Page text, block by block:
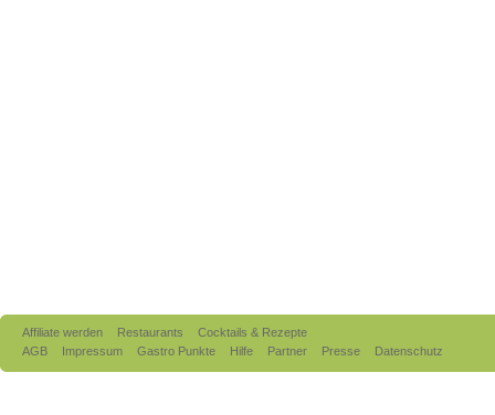
Affiliate werden Restaurants
Cocktails & Rezepte
AGB
Impressum Gastro Punkte Hilfe Partner Presse Datenschutz